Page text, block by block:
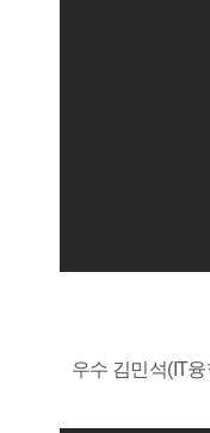
우수 김민석(IT